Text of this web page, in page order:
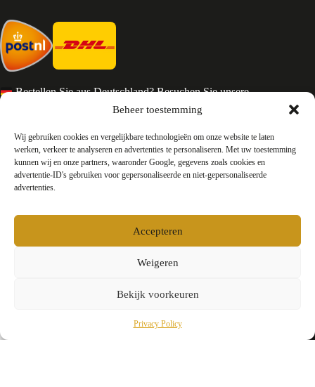
Beheer toestemming
Wij gebruiken cookies en vergelijkbare technologieën om onze website te laten
werken, verkeer te analyseren en advertenties te personaliseren. Met uw toestemming
kunnen wij en onze partners, waaronder Google, gegevens zoals cookies en
advertentie-ID's gebruiken voor gepersonaliseerde en niet-gepersonaliseerde
advertenties.
Accepteren
Weigeren
Bekijk voorkeuren
Privacy Policy
Bestellen Sie aus Deutschland? Besuchen Sie unsere
Services en Contact
Algemene voorwaarden
Retourneren
Privacy
Contact
Okkers B.V.
KvK-nummer: 94158878